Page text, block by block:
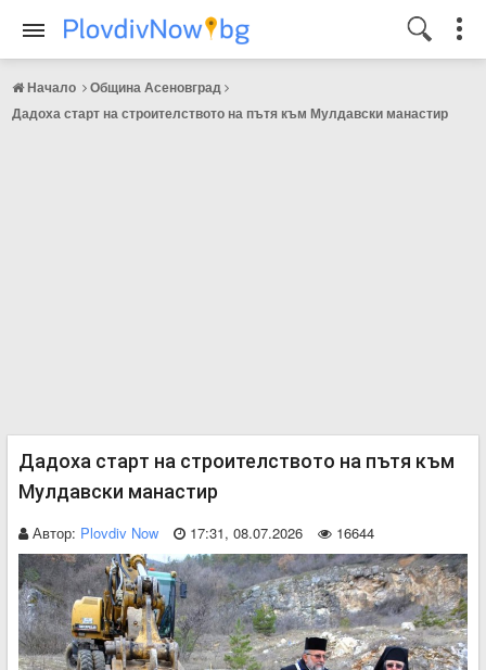
Начало
Община Асеновград
Дадоха старт на строителството на пътя към Мулдавски манастир
Дадоха старт на строителството на пътя към
Мулдавски манастир
Автор: Plovdiv Now 17:31, 08.07.2026 16644